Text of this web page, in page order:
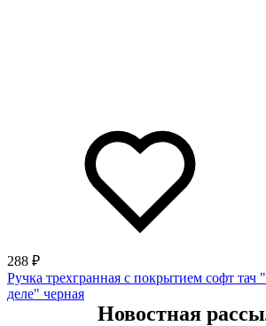
288 ₽
Ручка трехгранная с покрытием софт
деле" черная
Новостная